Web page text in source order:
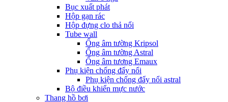
Bục xuất phát
Hộp gạn rác
Hộp đựng clo thả nổi
Tube wall
Ống âm tường Kripsol
Ống âm tường Astral
Ống âm tương Emaux
Phụ kiện chống đẩy nổi
Phụ kiện chống đẩy nổi astral
Bộ điều khiển mực nước
Thang hồ bơi